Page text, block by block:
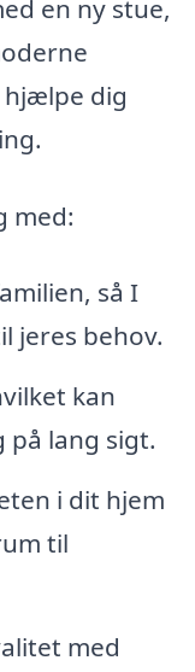
en ny stue,
dig
med:
så I
jeres behov.
kan
lang sigt.
i dit hjem
til
med